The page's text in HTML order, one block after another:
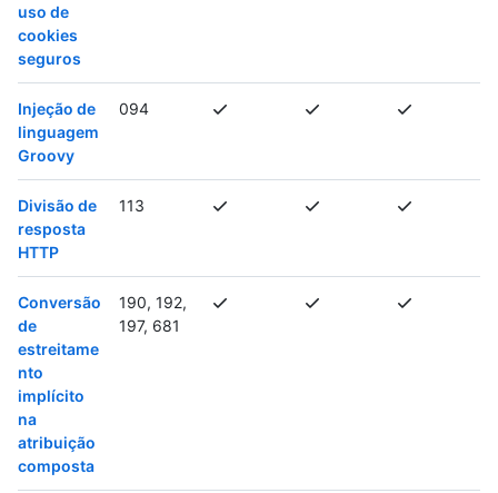
uso de
cookies
seguros
Injeção de
linguagem
Groovy
094
Divisão de
resposta
HTTP
113
Conversão
de
estreitame
nto
implícito
na
atribuição
composta
190, 192,
197, 681